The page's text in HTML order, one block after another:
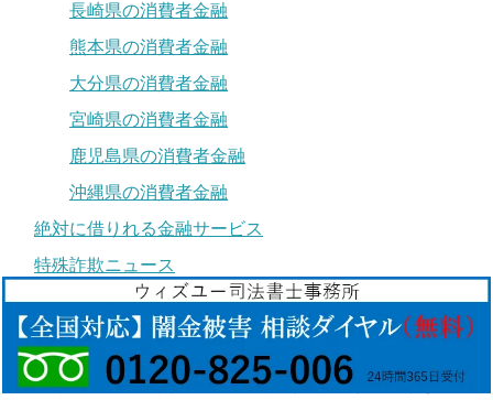
長崎県の消費者金融
熊本県の消費者金融
大分県の消費者金融
宮崎県の消費者金融
鹿児島県の消費者金融
沖縄県の消費者金融
絶対に借りれる金融サービス
特殊詐欺ニュース
最近のコメント
メイワ【ソフト闇金の口コミ評判】被害から相談まで